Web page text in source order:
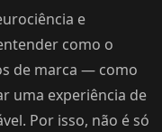
e
como o
de marca — como
uma experiência de
Por isso, não é só